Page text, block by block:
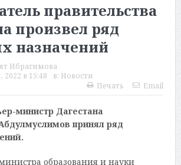
правительства
произвел ряд
назначений
Ибрагимова
2022 в 15:48 в: Новости
Печать
Email
министр Дагестана
принял ряд
образования и науки